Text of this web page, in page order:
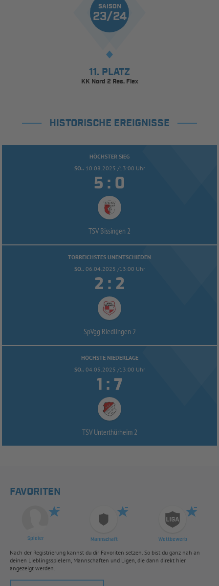
SAISON
23/24
11. PLATZ
KK Nord 2 Res. Flex
HISTORISCHE EREIGNISSE
HÖCHSTER SIEG
SO.. 10.08.2025 /13:00 Uhr
 : 
TSV Bissingen 2
TORREICHSTES UNENTSCHIEDEN
SO.. 06.04.2025 /13:00 Uhr
 : 
SpVgg Riedlingen 2
HÖCHSTE NIEDERLAGE
SO.. 04.05.2025 /13:00 Uhr
 : 
TSV Unterthürheim 2
FAVORITEN
Spieler Mannschaft Wettbewerb
Nach der Registrierung kannst du dir Favoriten setzen. So bist du ganz nah an
deinen Lieblingsspielern, Mannschaften und Ligen, die dann direkt hier
angezeigt werden.